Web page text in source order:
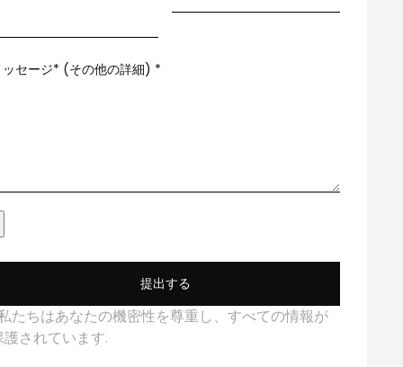
ッセージ* (その他の詳細) *
提出する
たちはあなたの機密性を尊重し、すべての情報が
護されています.